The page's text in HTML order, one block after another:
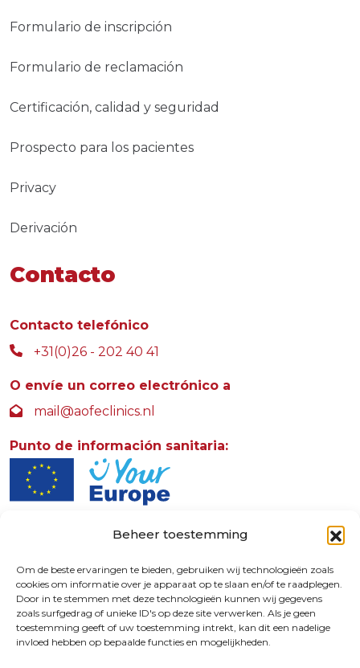
Beheer toestemming
Om de beste ervaringen te bieden, gebruiken wij technologieën zoals
cookies om informatie over je apparaat op te slaan en/of te raadplegen.
Door in te stemmen met deze technologieën kunnen wij gegevens
zoals surfgedrag of unieke ID's op deze site verwerken. Als je geen
toestemming geeft of uw toestemming intrekt, kan dit een nadelige
invloed hebben op bepaalde functies en mogelijkheden.
Formulario de inscripción
Formulario de reclamación
Certificación, calidad y seguridad
Prospecto para los pacientes
Privacy
Derivación
Contacto
Contacto telefónico
+31(0)26 - 202 40 41
O envíe un correo electrónico a
mail@aofeclinics.nl
Punto de información sanitaria:
Rosendaalselaan 30
6891 DG
Rozendaal